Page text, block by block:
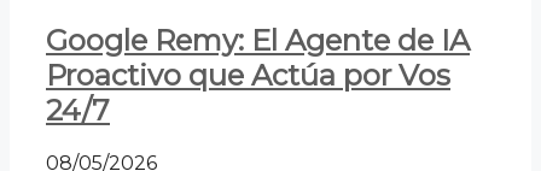
Google Remy: El Agente de IA
Proactivo que Actúa por Vos
24/7
08/05/2026